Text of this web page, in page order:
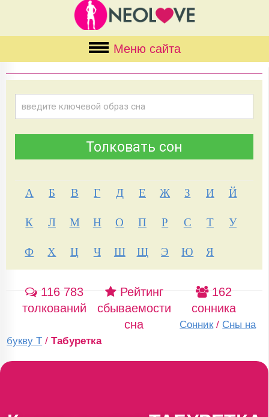
Меню сайта
А Б В Г Д Е Ж З И
Й
К
Л М Н О П Р С Т
У
Ф
Х Ц Ч Ш Щ Э Ю Я
116 783
толкований
Рейтинг
сбываемости
сна
162
сонника
Сонник / Сны на
букву Т /Табуретка